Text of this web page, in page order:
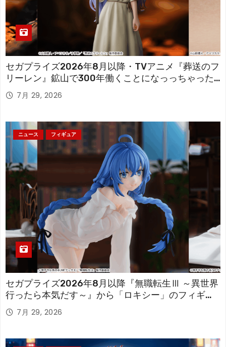
セガプライズ2026年8月以降・TVアニメ『葬送のフ
リーレン』鉱山で300年働くことになっっちゃった
「フリーレン」を立体化！
7月 29, 2026
ニュース フィギュア
セガプライズ2026年8月以降『無職転生Ⅲ ～異世界
行ったら本気だす～』から「ロキシー」のフィギュ
アが登場！
7月 29, 2026